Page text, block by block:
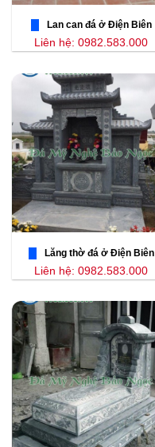
Lan can đá ở Điện Biên
Liên hệ: 0982.583.000
Lăng thờ đá ở Điện Biên
Liên hệ: 0982.583.000